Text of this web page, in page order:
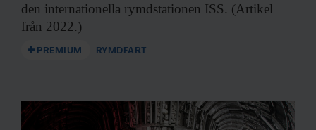
den internationella rymdstationen ISS. (Artikel
från 2022.)
PREMIUM RYMDFART